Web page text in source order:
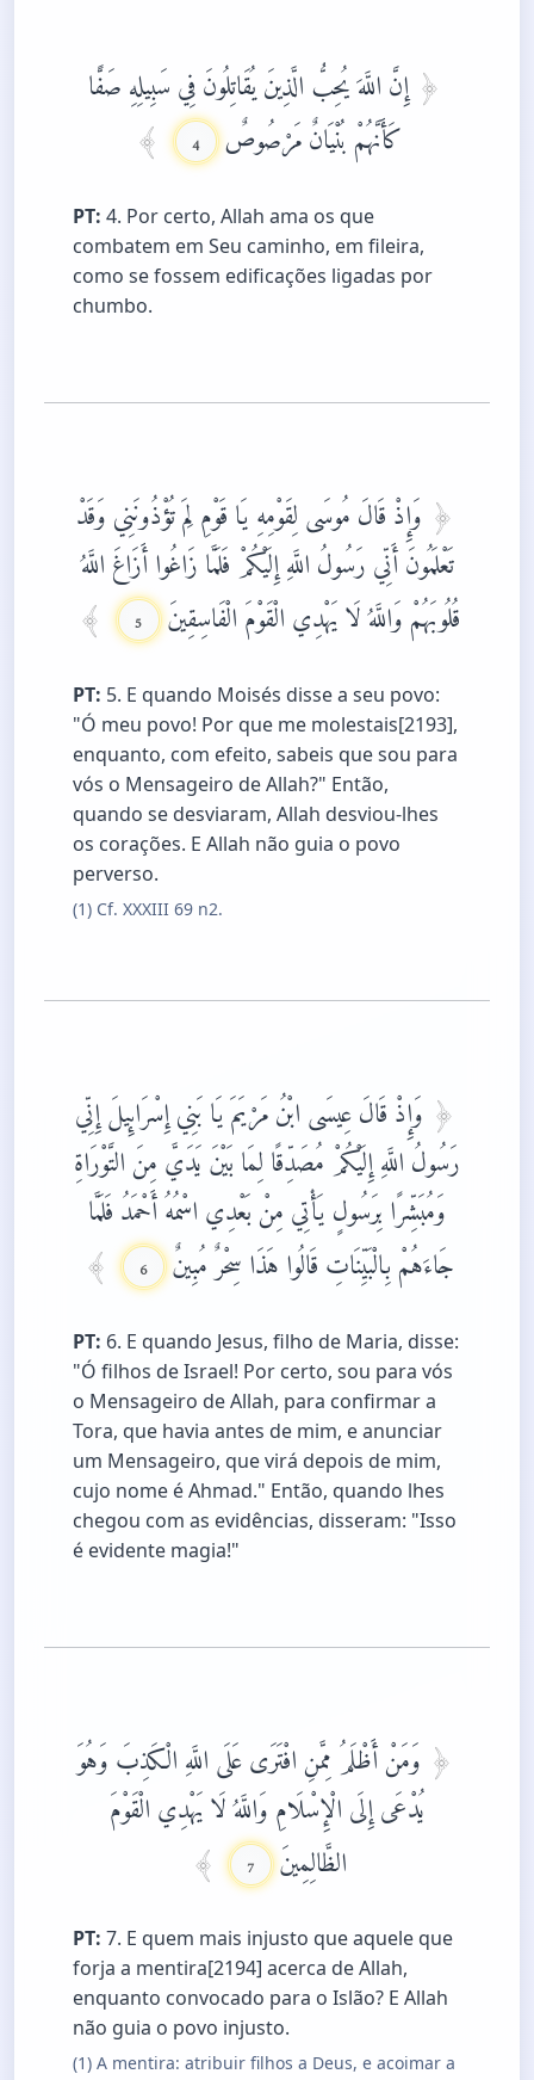
إِنَّ اللَّهَ يُحِبُّ الَّذِينَ يُقَاتِلُونَ فِي سَبِيلِهِ صَفًّا
كَأَنَّهُمْ بُنْيَانٌ مَرْصُوصٌ 4
PT: 4. Por certo, Allah ama os que
combatem em Seu caminho, em fileira,
como se fossem edificações ligadas por
chumbo.
وَإِذْ قَالَ مُوسَى لِقَوْمِهِ يَا قَوْمِ لِمَ تُؤْذُونَنِي وَقَدْ
تَعْلَمُونَ أَنِّي رَسُولُ اللَّهِ إِلَيْكُمْ فَلَمَّا زَاغُوا أَزَاغَ اللَّهُ
قُلُوبَهُمْ وَاللَّهُ لَا يَهْدِي الْقَوْمَ الْفَاسِقِينَ 5
PT: 5. E quando Moisés disse a seu povo:
"Ó meu povo! Por que me molestais[2193],
enquanto, com efeito, sabeis que sou para
vós o Mensageiro de Allah?" Então,
quando se desviaram, Allah desviou-lhes
os corações. E Allah não guia o povo
perverso.
(1) Cf. XXXIII 69 n2.
وَإِذْ قَالَ عِيسَى ابْنُ مَرْيَمَ يَا بَنِي إِسْرَائِيلَ إِنِّي
رَسُولُ اللَّهِ إِلَيْكُمْ مُصَدِّقًا لِمَا بَيْنَ يَدَيَّ مِنَ التَّوْرَاةِ
وَمُبَشِّرًا بِرَسُولٍ يَأْتِي مِنْ بَعْدِي اسْمُهُ أَحْمَدُ فَلَمَّا
جَاءَهُمْ بِالْبَيِّنَاتِ قَالُوا هَذَا سِحْرٌ مُبِينٌ 6
PT: 6. E quando Jesus, filho de Maria, disse:
"Ó filhos de Israel! Por certo, sou para vós
o Mensageiro de Allah, para confirmar a
Tora, que havia antes de mim, e anunciar
um Mensageiro, que virá depois de mim,
cujo nome é Ahmad." Então, quando lhes
chegou com as evidências, disseram: "Isso
é evidente magia!"
وَمَنْ أَظْلَمُ مِمَّنِ افْتَرَى عَلَى اللَّهِ الْكَذِبَ وَهُوَ
يُدْعَى إِلَى الْإِسْلَامِ وَاللَّهُ لَا يَهْدِي الْقَوْمَ
الظَّالِمِينَ 7
PT: 7. E quem mais injusto que aquele que
forja a mentira[2194] acerca de Allah,
enquanto convocado para o Islão? E Allah
não guia o povo injusto.
(1) A mentira: atribuir filhos a Deus, e acoimar a